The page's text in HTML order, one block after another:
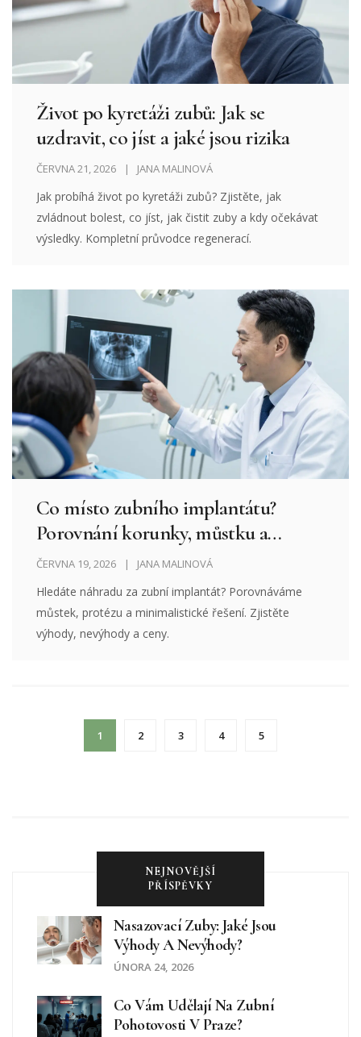
Život po kyretáži zubů: Jak se
uzdravit, co jíst a jaké jsou rizika
ČERVNA 21, 2026 JANA MALINOVÁ
Jak probíhá život po kyretáži zubů? Zjistěte, jak
zvládnout bolest, co jíst, jak čistit zuby a kdy očekávat
výsledky. Kompletní průvodce regenerací.
Co místo zubního implantátu?
Porovnání korunky, můstku a
protézy
ČERVNA 19, 2026 JANA MALINOVÁ
Hledáte náhradu za zubní implantát? Porovnáváme
můstek, protézu a minimalistické řešení. Zjistěte
výhody, nevýhody a ceny.
1 2 3 4 5
NEJNOVĚJŠÍ
PŘÍSPĚVKY
Nasazovací Zuby: Jaké Jsou
Výhody A Nevýhody?
ÚNORA 24, 2026
Co Vám Udělají Na Zubní
Pohotovosti V Praze?